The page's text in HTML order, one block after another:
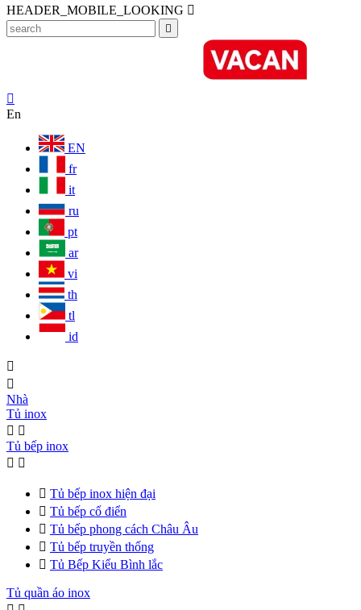
HEADER_MOBILE_LOOKING 


En
EN
fr
it
ru
pt
ar
vi
th
tl
id


Nhà
Tủ inox
 
Tủ bếp inox
 
 Tủ bếp inox hiện đại
 Tủ bếp cổ điển
 Tủ bếp phong cách Châu Âu
 Tủ bếp truyền thống
 Tủ Bếp Kiểu Bình lắc
Tủ quần áo inox